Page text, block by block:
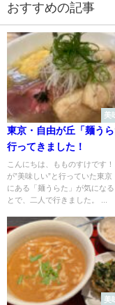
おすすめの記事
美
東京・自由が丘「麺う
行ってきました！
こんにちは、もものすけです
が”美味しい”と行っていた東京
にある「麺うらた」が気になる
とで、二人で行きました。 ...
美